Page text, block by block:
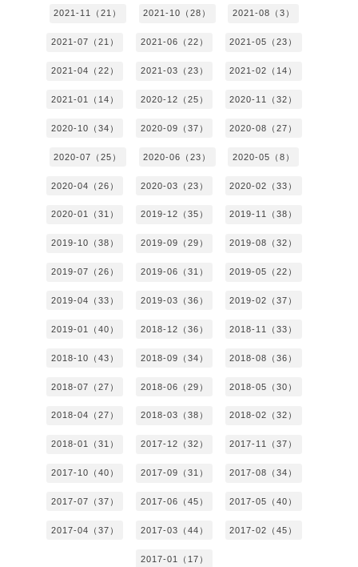
2021-11（21） 2021-10（28） 2021-08（3）
2021-07（21） 2021-06（22） 2021-05（23）
2021-04（22） 2021-03（23） 2021-02（14）
2021-01（14） 2020-12（25） 2020-11（32）
2020-10（34） 2020-09（37） 2020-08（27）
2020-07（25） 2020-06（23） 2020-05（8）
2020-04（26） 2020-03（23） 2020-02（33）
2020-01（31） 2019-12（35） 2019-11（38）
2019-10（38） 2019-09（29） 2019-08（32）
2019-07（26） 2019-06（31） 2019-05（22）
2019-04（33） 2019-03（36） 2019-02（37）
2019-01（40） 2018-12（36） 2018-11（33）
2018-10（43） 2018-09（34） 2018-08（36）
2018-07（27） 2018-06（29） 2018-05（30）
2018-04（27） 2018-03（38） 2018-02（32）
2018-01（31） 2017-12（32） 2017-11（37）
2017-10（40） 2017-09（31） 2017-08（34）
2017-07（37） 2017-06（45） 2017-05（40）
2017-04（37） 2017-03（44） 2017-02（45）
2017-01（17）